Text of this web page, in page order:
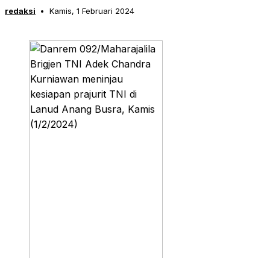
redaksi Kamis, 1 Februari 2024